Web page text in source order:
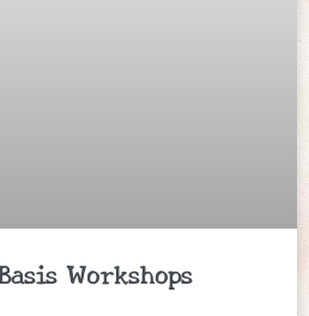
Workshops